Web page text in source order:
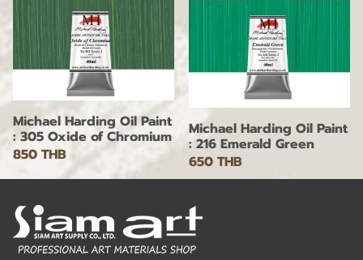
Michael Harding Oil Paint
: 305 Oxide of Chromium
850 THB
Michael Harding Oil Paint
: 216 Emerald Green
650 THB